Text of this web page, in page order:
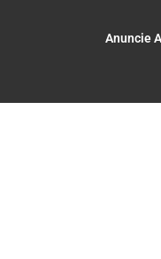
Anuncie